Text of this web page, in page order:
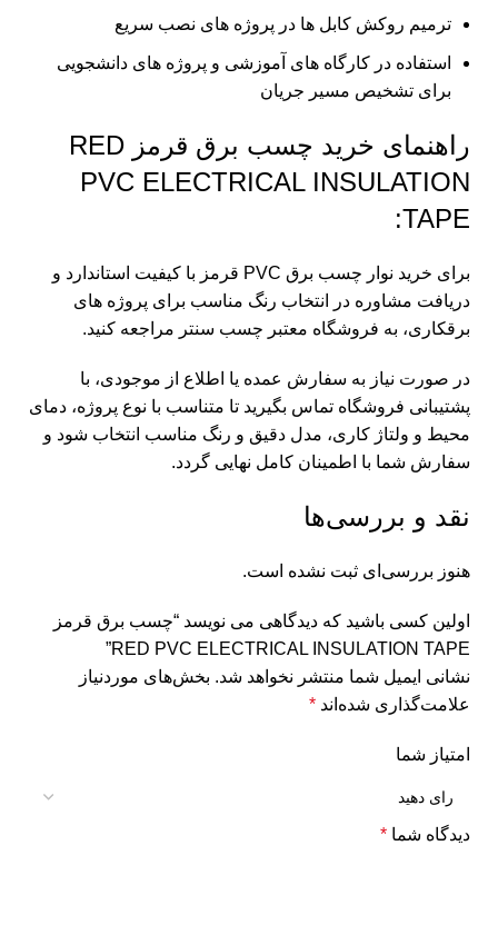
ترمیم روکش کابل‌ ها در پروژه‌ های نصب سریع
استفاده در کارگاه‌ های آموزشی و پروژه‌ های دانشجویی
برای تشخیص مسیر جریان
راهنمای خرید چسب برق قرمز RED
PVC ELECTRICAL INSULATION
TAPE:
برای خرید نوار چسب برق PVC قرمز با کیفیت استاندارد و
دریافت مشاوره در انتخاب رنگ مناسب برای پروژه‌ های
برقکاری، به فروشگاه‌ معتبر چسب سنتر مراجعه کنید.
در صورت نیاز به سفارش عمده یا اطلاع از موجودی، با
پشتیبانی فروشگاه تماس بگیرید تا متناسب با نوع پروژه، دمای
محیط و ولتاژ کاری، مدل دقیق و رنگ مناسب انتخاب شود و
سفارش شما با اطمینان کامل نهایی گردد.
نقد و بررسی‌ها
هنوز بررسی‌ای ثبت نشده است.
اولین کسی باشید که دیدگاهی می نویسد “چسب برق قرمز
RED PVC ELECTRICAL INSULATION TAPE”
نشانی ایمیل شما منتشر نخواهد شد. بخش‌های موردنیاز
علامت‌گذاری شده‌اند *
امتیاز شما
دیدگاه شما *